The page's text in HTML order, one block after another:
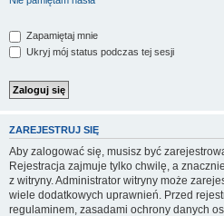
Zapamiętaj mnie
Ukryj mój status podczas tej sesji
ZAREJESTRUJ SIĘ
Aby zalogować się, musisz być
Rejestracja zajmuje tylko chwilę, a
z witryny. Administrator witryny może
wiele dodatkowych uprawnień. Przed
regulaminem, zasadami ochrony danych